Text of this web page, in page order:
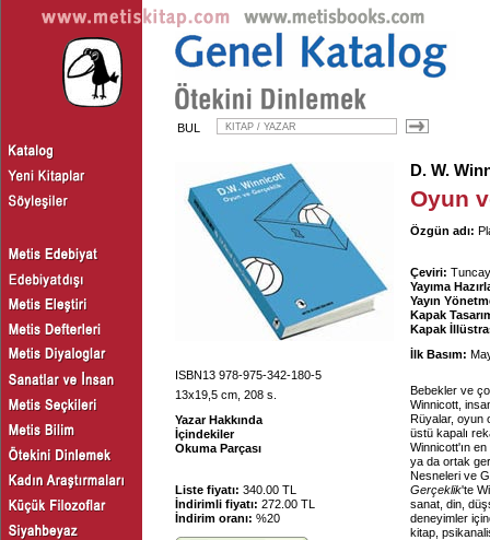
BUL
ISBN13 978-975-342-180-5
13x19,5 cm, 208 s.
Yazar Hakkında
İçindekiler
Okuma Parçası
Liste fiyatı: 340.00 TL
İndirimli fiyatı: 272.00 TL
İndirim oranı: %20
D. W.
Oyun
Özgün adı:
Çeviri:
Yayıma
Yayın
Kapak
Kapak
İlk Basım:
Bebekler ve
Winnicott,
Rüyalar, oyun
üstü kapalı
Winnicott'ın
ya da ortak
Nesneleri ve
Gerçeklik'te
sanat, din,
deneyimler
kitap,